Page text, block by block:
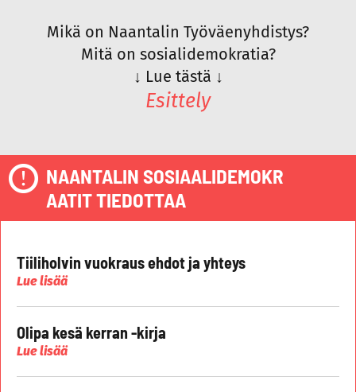
Mikä on Naantalin Työväenyhdistys?
Mitä on sosialidemokratia?
↓ Lue tästä ↓
Esittely
NAANTALIN SOSIAALIDEMOKR
AATIT TIEDOTTAA
Tiiliholvin vuokraus ehdot ja yhteys
Lue lisää
Olipa kesä kerran -kirja
Lue lisää